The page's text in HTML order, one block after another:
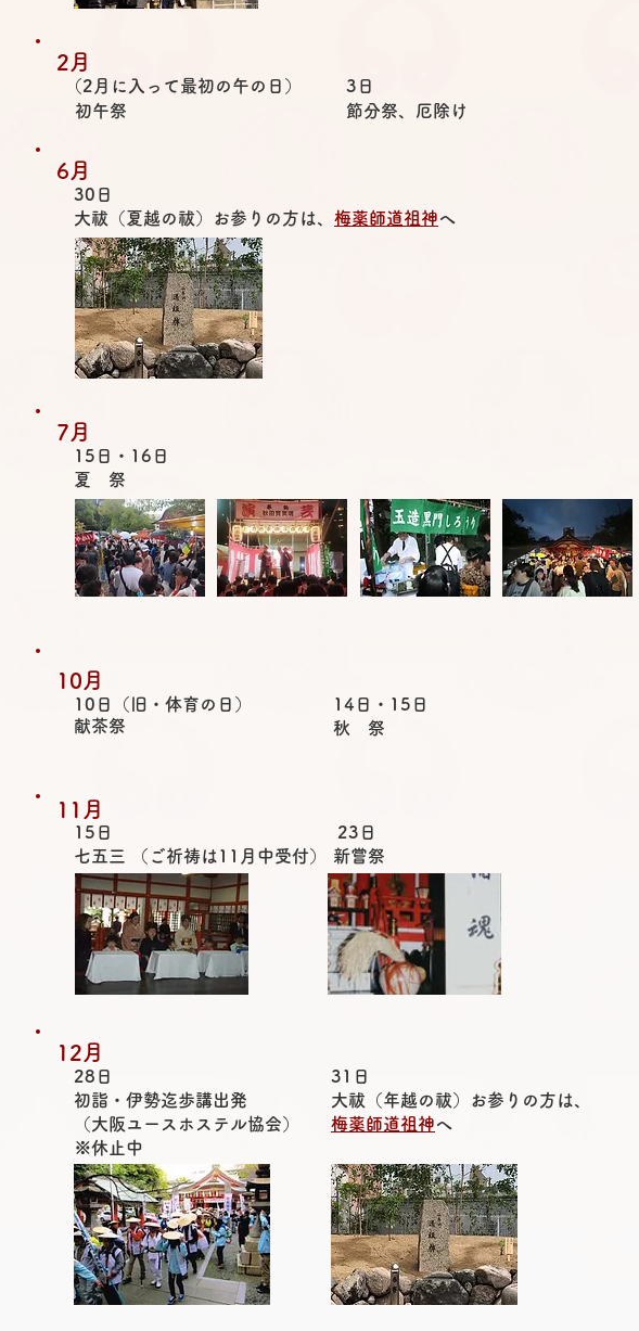
（2月に入って最初の午の日）
2月
初午祭
3日
節分祭、厄除け
30日
6月
大祓（夏越の祓）お参りの方は、 梅薬師道祖神へ
15日・16日
7月
夏 祭
10日（旧・体育の日）
10月
​献茶祭
14日・15日
秋 祭
15日
11月
七五三 （ご祈祷は11月中受付）
23日
​新嘗祭
28日
12月
初詣・伊勢迄歩講出発
（大阪ユースホステル協会）
※休止中
31日
大祓（年越の祓）お参りの方は、
梅薬師道祖神へ